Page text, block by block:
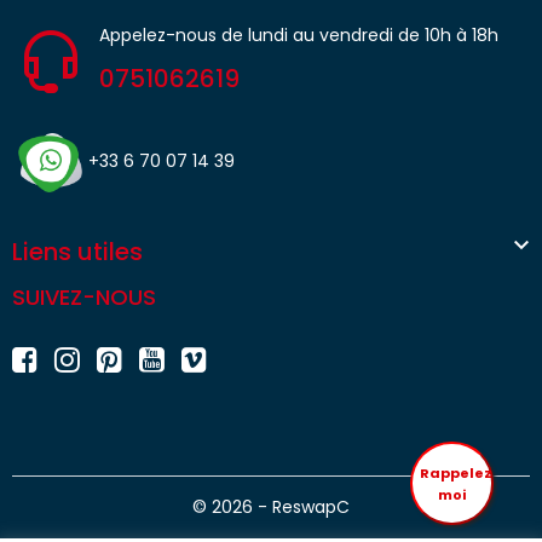
Appelez-nous de lundi au vendredi de 10h à 18h
0751062619
+33 6 70 07 14 39
Liens utiles 
SUIVEZ-NOUS
© 2026 - ReswapC
Rappelez
moi